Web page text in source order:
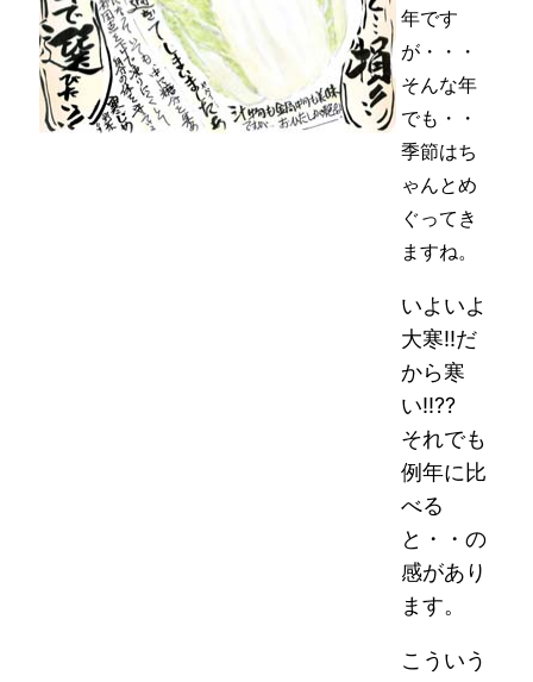
年です
が・・・
そんな年
でも・・
季節はち
ゃんとめ
ぐってき
ますね。
いよいよ
大寒!!だ
から寒
い!!??
それでも
例年に比
べる
と・・の
感があり
ます。
こういう